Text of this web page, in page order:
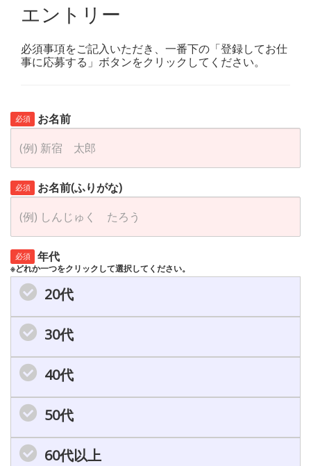
エントリー
必須事項をご記入いただき、一番下の「登録してお仕
事に応募する」ボタンをクリックしてください。
必須 お名前
必須 お名前(ふりがな)
必須 年代
※どれか一つをクリックして選択してください。
20代
30代
40代
50代
60代以上